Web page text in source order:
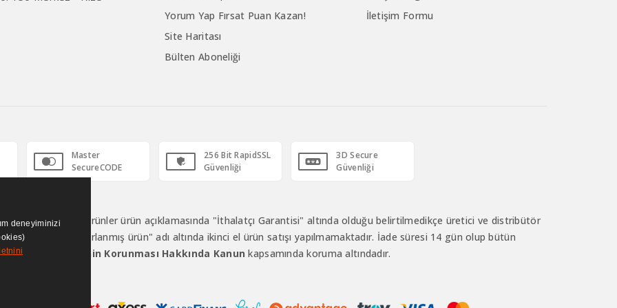
Yorum Yap Fırsat Puan Kazan!
Site Haritası
Bülten Aboneliği
İletişim Formu
Master
SecureCODE
256 Bit RapidSSL
Güvenliği
3D Secure
Güvenliği
olup bütün ürünler ürün açıklamasında "İthalatçı Garantisi" altında olduğu belirtilmedikçe üretici ve distribütör
el veya "sıfırlanmış ürün" adı altında ikinci el ürün satışı yapılmamaktadır. İade süresi 14 gün olup bütün
sayılı Tüketicinin Korunması Hakkında Kanun kapsamında koruma altındadır.
deneyiminizi